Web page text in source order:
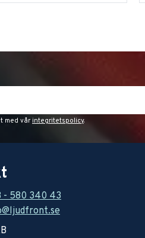
med vår integritetspolicy.
- 580 340 43